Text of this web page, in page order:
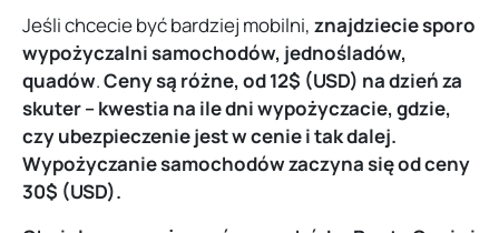
Jeśli chcecie być bardziej mobilni, znajdziecie sporo
wypożyczalni samochodów, jednośladów,
quadów.Ceny są różne, od 12$ (USD) na dzień za
skuter – kwestia na ile dni wypożyczacie, gdzie,
czy ubezpieczenie jest w cenie i tak dalej.
Wypożyczanie samochodów zaczyna się od ceny
30$ (USD).